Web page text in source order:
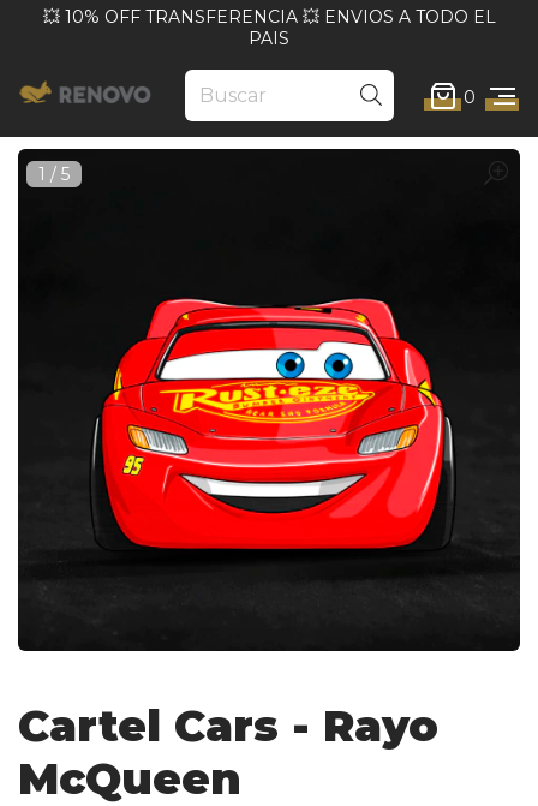
💥 10% OFF TRANSFERENCIA 💥 ENVIOS A TODO EL
PAIS
0
Cartel Cars - Rayo
McQueen
1 / 5